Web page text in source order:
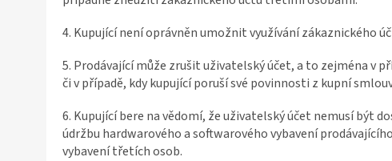
4. Kupující není oprávněn umožnit využívání zákaznického
5. Prodávající může zrušit uživatelský účet, a to zejména v
či v případě, kdy kupující poruší své povinnosti z kupní
6. Kupující bere na vědomí, že uživatelský účet nemusí být
údržbu hardwarového a softwarového vybavení
vybavení třetích osob.